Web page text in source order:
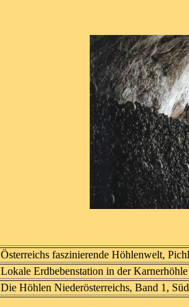
Österreichs faszinierende Höhlenwelt,
Lokale Erdbebenstation in der
Die Höhlen Niederösterreichs, Band 1,